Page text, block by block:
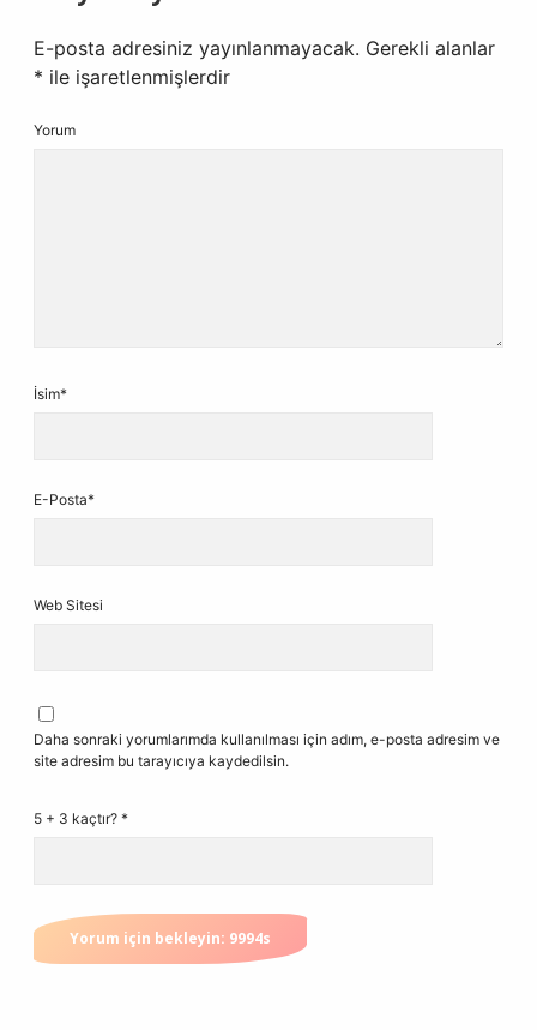
E-posta adresiniz yayınlanmayacak. Gerekli alanlar
* ile işaretlenmişlerdir
Yorum
İsim*
E-Posta*
Web Sitesi
Daha sonraki yorumlarımda kullanılması için adım, e-posta adresim ve
site adresim bu tarayıcıya kaydedilsin.
5 + 3 kaçtır? *